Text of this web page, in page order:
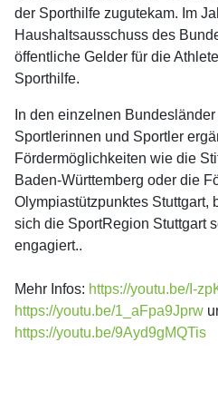
der Sporthilfe zugutekam. Im
Haushaltsausschuss des
öffentliche Gelder für die
Sporthilfe.
In den einzelnen
Sportlerinnen und Sportler
Fördermöglichkeiten wie die
Baden-Württemberg oder die
Olympiastützpunktes Stuttgart,
sich die SportRegion Stuttgart
engagiert..
Mehr Infos: https://youtu.be/I-
https://youtu.be/1_aFpa9Jprw
https://youtu.be/9Ayd9gMQTis